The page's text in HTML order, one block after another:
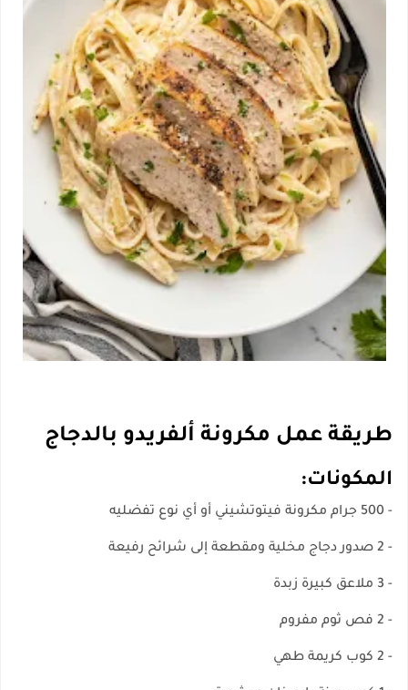
طريقة عمل مكرونة ألفريدو بالدجاج
المكونات:
- 500 جرام مكرونة فيتوتشيني أو أي نوع تفضليه
- 2 صدور دجاج مخلية ومقطعة إلى شرائح رفيعة
- 3 ملاعق كبيرة زبدة
- 2 فص ثوم مفروم
- 2 كوب كريمة طهي